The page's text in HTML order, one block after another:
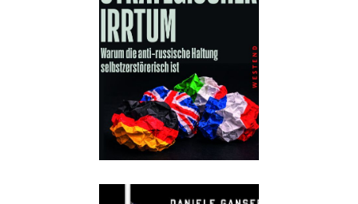
Details
Buch:
eBook: 14,99 €